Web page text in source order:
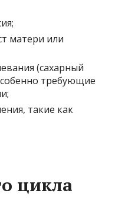
матери или
(сахарный
требующие
такие как
цикла